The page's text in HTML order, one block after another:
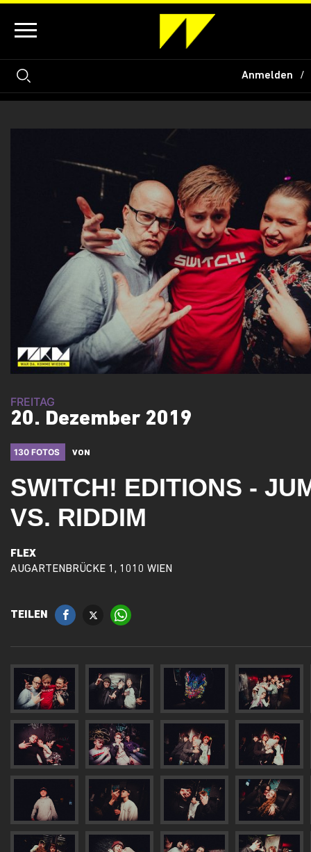
Anmelden
FREITAG
20. Dezember 2019
130 FOTOS VON
SWITCH! EDITIONS -
VS. RIDDIM
FLEX
AUGARTENBRÜCKE 1, 1010 WIEN
TEILEN